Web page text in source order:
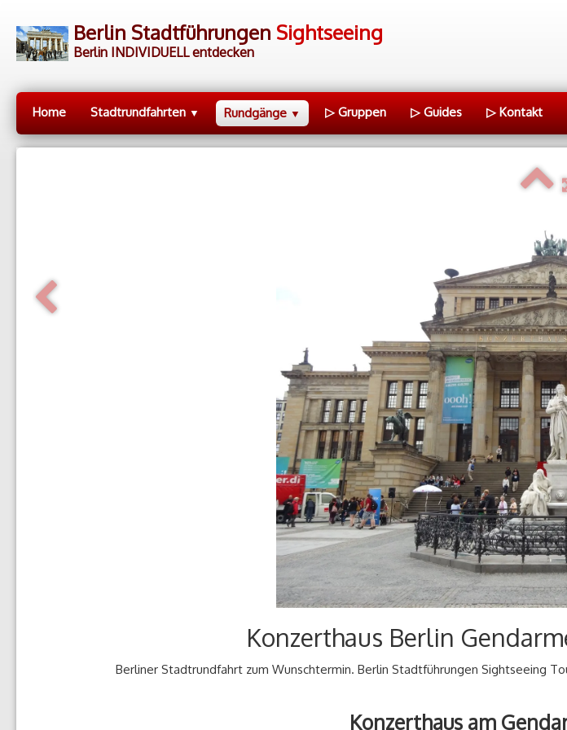
Berlin Stadtführungen Sightseeing
Berlin INDIVIDUELL entdecken
Home Stadtrundfahrten ▼ Rundgänge ▼ ▷ Gruppen ▷ Guides ▷ Kontakt
Konzerthaus Berlin
Berliner Stadtrundfahrt zum Wunschtermin. Berlin Stadtführungen Sightseeing
Konzerthaus am